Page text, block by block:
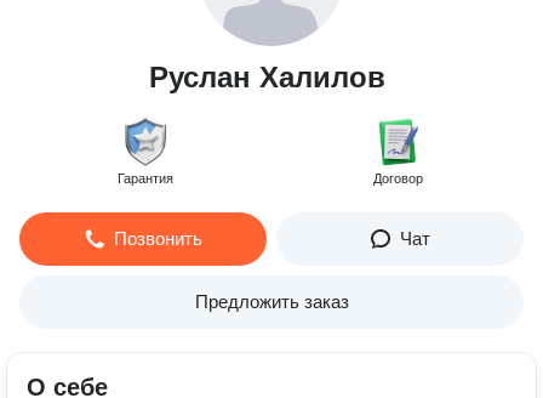
Руслан Халилов
Гарантия Договор
Позвонить Чат
Предложить заказ
О себе